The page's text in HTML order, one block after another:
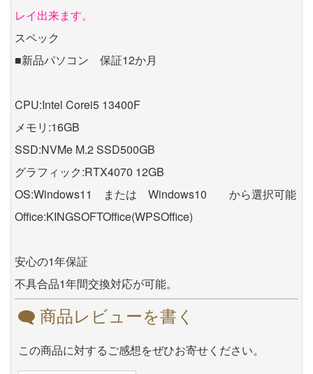
レイ出来ます。
スペック
■新品パソコン 保証12か月
CPU:Intel Corei5 13400F
メモリ:16GB
SSD:NVMe M.2 SSD500GB
グラフィック:RTX4070 12GB
OS:Windows11 または Windows10 から選択可能
Office:KINGSOFTOffice(WPSOffice)
安心の1年保証
不具合品1年間交換対応が可能。
商品レビューを書く
この商品に対するご感想をぜひお寄せください。